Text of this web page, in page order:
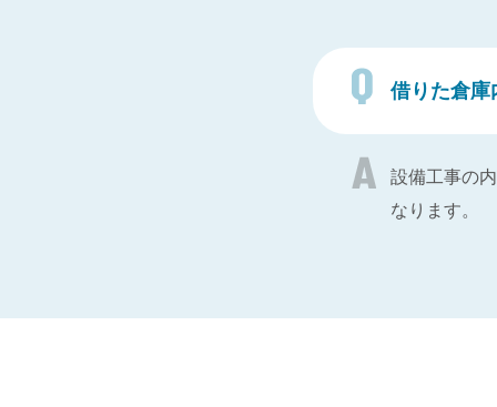
借りた倉庫
設備工事の
なります。